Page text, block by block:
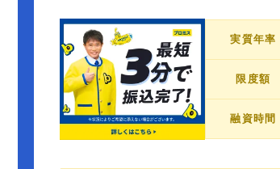
実質年率
限度額
融資時間